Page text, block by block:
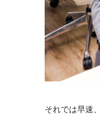
それでは早速